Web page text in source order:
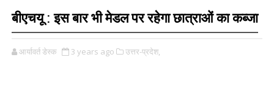
बीएचयू : इस बार भी मेडल पर रहेगा छात्राओं का कब्जा
आर्यावर्त डेस्क 3 years ago उत्तर-प्रदेश,